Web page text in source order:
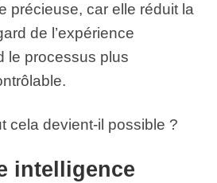
précieuse, car elle réduit la
de l’expérience
le processus plus
cela devient-il possible ?
intelligence